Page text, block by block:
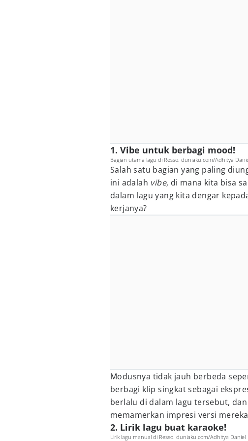
1. Vibe untuk berbagi mood!
Bagian utama lagu di Resso. duniaku.com/Adhitya
Salah satu bagian yang paling
ini adalah vibe, di mana kita bisa
dalam lagu yang kita dengar
kerjanya?
Modusnya tidak jauh berbeda
berbagi klip singkat sebagai
berlalu di dalam lagu tersebut,
memamerkan impresi versi
2. Lirik lagu buat karaoke!
Lirik lagu manual di Resso. duniaku.com/Adhitya Daniel